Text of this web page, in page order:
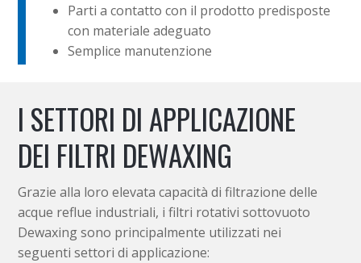
Parti a contatto con il prodotto predisposte
con materiale adeguato
Semplice manutenzione
I SETTORI DI APPLICAZIONE
DEI FILTRI DEWAXING
Grazie alla loro elevata capacità di filtrazione delle
acque reflue industriali, i filtri rotativi sottovuoto
Dewaxing sono principalmente utilizzati nei
seguenti settori di applicazione: